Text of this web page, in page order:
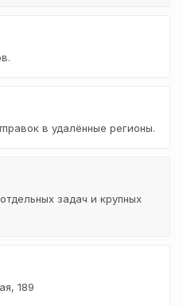
в удалённые регионы.
задач и крупных
189